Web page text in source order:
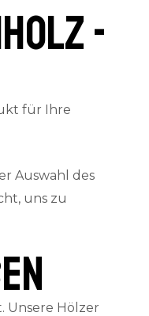
-
für Ihre
Auswahl des
uns zu
Unsere Hölzer